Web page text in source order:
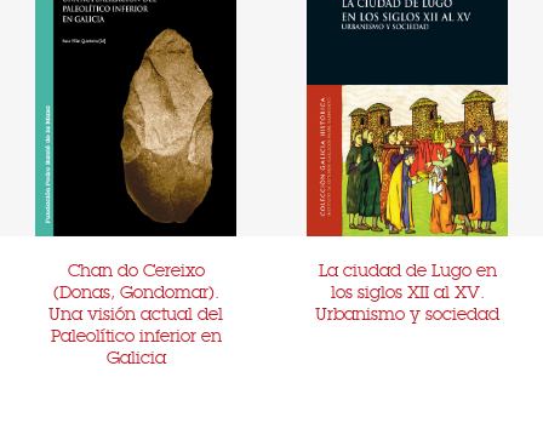
Chan do Cereixo
(Donas, Gondomar).
Una visión actual del
Paleolítico inferior en
Galicia
La ciudad de Lugo en
los siglos XII al XV.
Urbanismo y sociedad